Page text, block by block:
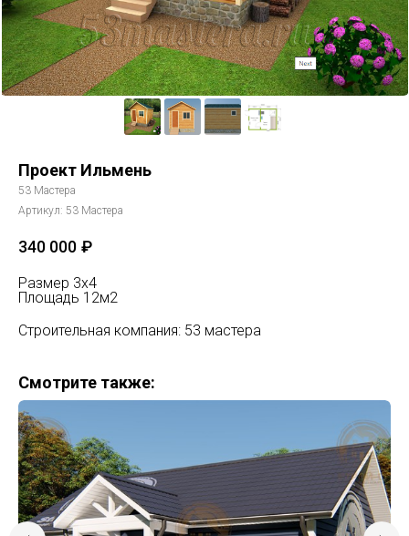
Проект Ильмень
53 Мастера
Артикул: 53 Мастера
340 000 ₽
Размер 3х4
Площадь 12м2
Строительная компания: 53 мастера
Смотрите также: